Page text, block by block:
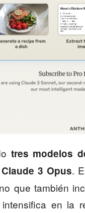
tres modelos
3 Opus.
que también
en la